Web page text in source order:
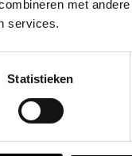
met
services.
Statistieken
en
je graag bij iedere